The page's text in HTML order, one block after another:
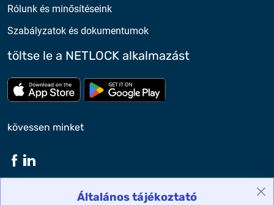
Általános tájékoztató
Rólunk és minősítéseink
Szabályzatok és dokumentumok
töltse le a NETLOCK alkalmazást
Töltse le az App Store-bólTöltse le a google play-
kövessen minket